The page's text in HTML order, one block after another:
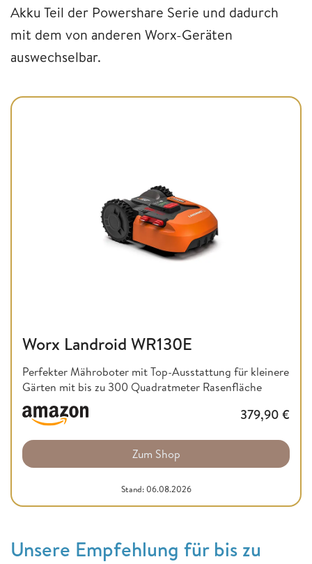
Akku Teil der Powershare Serie und dadurch
mit dem von anderen Worx-Geräten
auswechselbar.
Worx Landroid WR130E
Perfekter Mähroboter mit Top-Ausstattung für kleinere
Gärten mit bis zu 300 Quadratmeter Rasenfläche
379,90 €
Zum Shop
Stand: 06.08.2026
Unsere Empfehlung für bis zu